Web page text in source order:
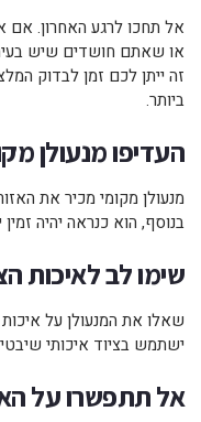
אל תחכו לרגע האחרון. אם
או שאתם חושדים שיש
זה ייתן לכם זמן לבדוק
ביותר.
העדיפו מנעולן
מנעולן מקומי מכיר את
בנוסף, הוא כנראה יהיה
שימו לב לאיכות
שאלו את המנעולן על
ישתמש בציוד איכותי
אל תתפשרו על